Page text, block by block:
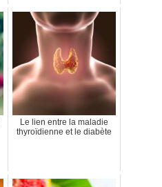
Le lien entre la maladie
thyroïdienne et le diabète